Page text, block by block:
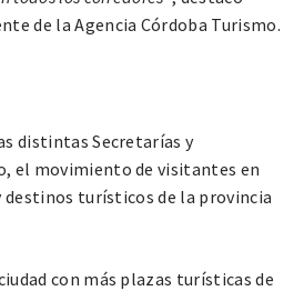
de la Agencia Córdoba Turismo.
distintas Secretarías y
el movimiento de visitantes en
turísticos de la provincia
con más plazas turísticas de